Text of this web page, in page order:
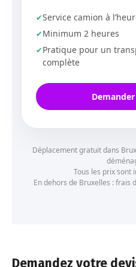
Service camion à
Minimum 2 heures
Pratique pour un
complète
Déplacement gratuit dans
Tous les prix sont
En dehors de Bruxelles : frais
Demandez votre